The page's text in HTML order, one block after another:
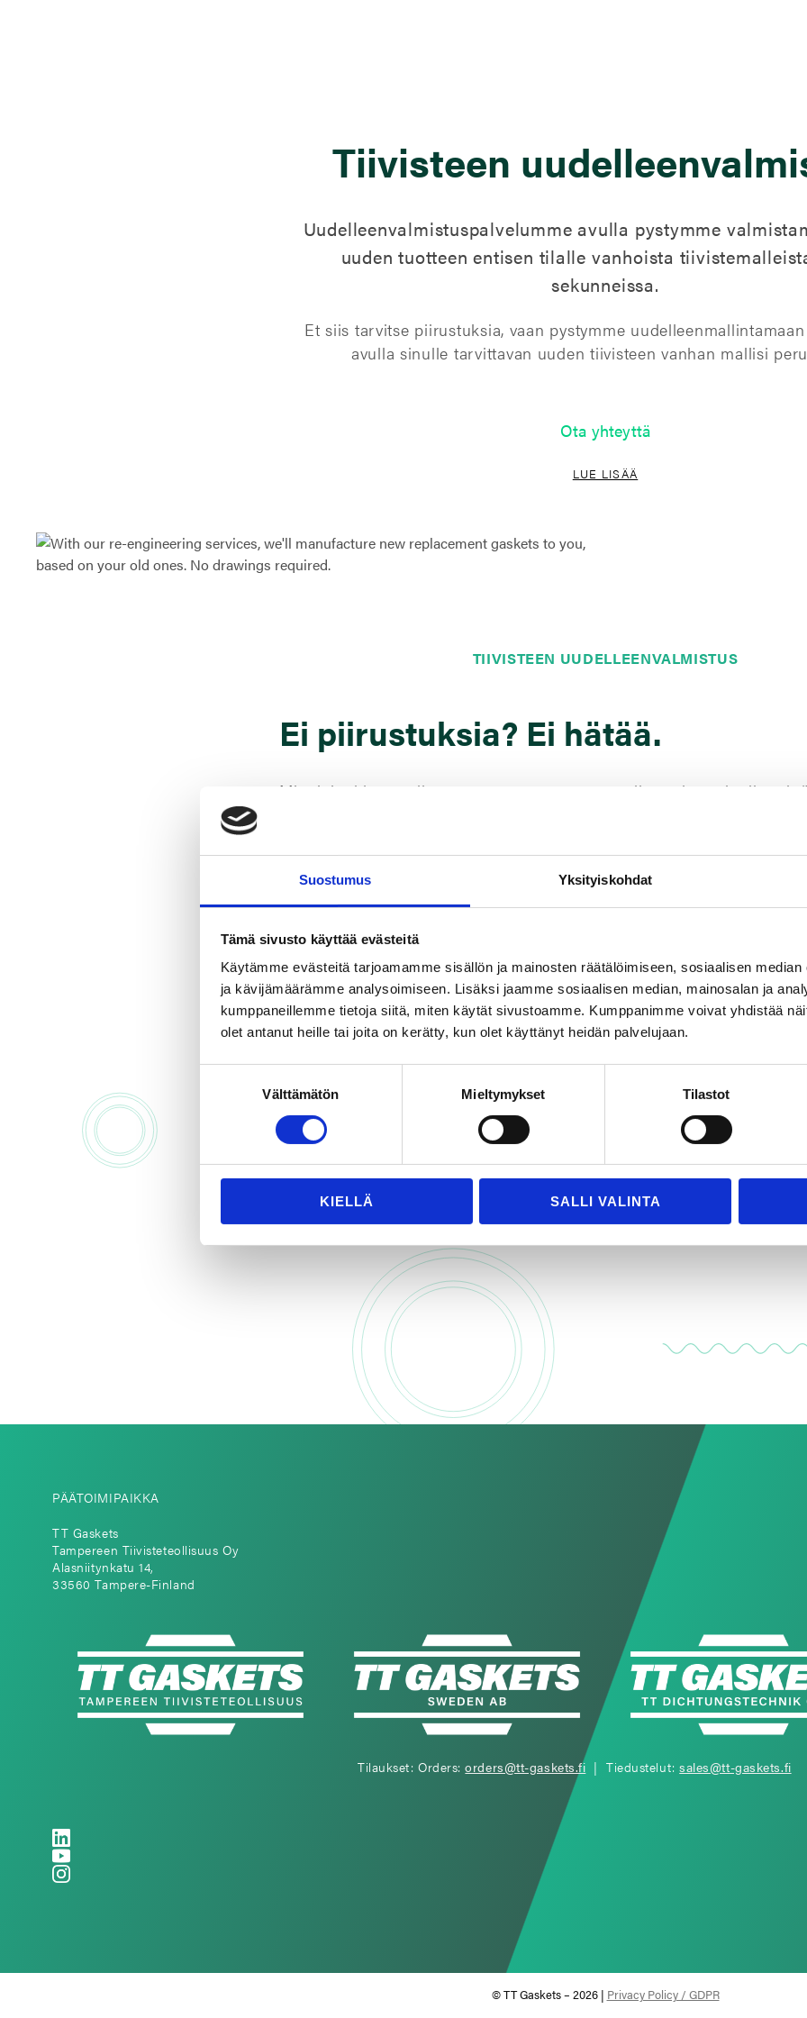
Suostumus Yksityiskohdat
Tämä sivusto käyttää evästeitä
Käytämme evästeitä tarjoamamme sisällön ja mainosten räätälöimiseen, sosiaalisen
ja kävijämäärämme analysoimiseen. Lisäksi jaamme sosiaalisen median, mainosalan ja
kumppaneillemme tietoja siitä, miten käytät sivustoamme. Kumppanimme voivat yhdistää
olet antanut heille tai joita on kerätty, kun olet käyttänyt heidän palvelujaan.
Välttämätön Mieltymykset Tilastot
KIELLÄ SALLI VALINTA
Tiivisteen
Uudelleenvalmistuspalvelumme avulla pystymme
uuden tuotteen entisen tilalle vanhoista
sekunneissa.
Et siis tarvitse piirustuksia, vaan pystymme
avulla sinulle tarvittavan uuden tiivisteen vanhan mallisi
Ota yhteyttä
LUE LISÄÄ
TIIVISTEEN UUDELLEENVALMISTUS
Ei piirustuksia? Ei hätää.
Mittalaitteiden avulla pystymme toteuttamaan piirustukset sinulle
vaativista ja vanhoista tiivistemalleistasi parhaimmillaan sekunneissa.
Helpota hankintaprosessiasi ja kevennä insinööriosastosi taakkaa.
Kaikkiin tiivistystarpeisiisi
avun meiltä
PÄÄTOIMIPAIKKA
TT Gaskets
Tampereen Tiivisteteollisuus Oy
Alasniitynkatu 14,
33560 Tampere-Finland
Tilaukset: Orders:orders@tt-gaskets.fi | Tiedustelut:sales@tt-gaskets.fi
© TT Gaskets – 2026 | Privacy Policy / GDPR